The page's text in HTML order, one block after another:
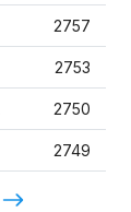
2757
2753
2750
2749